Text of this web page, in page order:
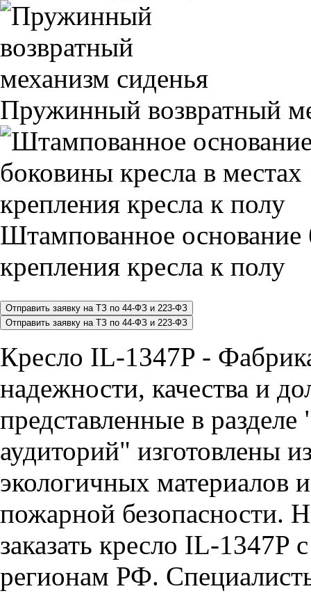
Пружинный возвратный
Штампованное основание
крепления кресла к полу
Кресло IL-1347P -
надежности, качества и
представленные в
аудиторий" изготовлены
экологичных материалов
пожарной безопасности.
заказать кресло IL-1347P
регионам РФ.